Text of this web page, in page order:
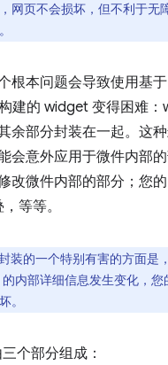
网页不会损坏，但不利于无
根本问题会导致使用基
建的 widget 变得困难
余部分封装在一起。这
会意外应用于微件内部
改微件内部的部分；您
等等。
装的一个特别有害的方面是
内部详细信息发生变化，您
。
个部分组成：